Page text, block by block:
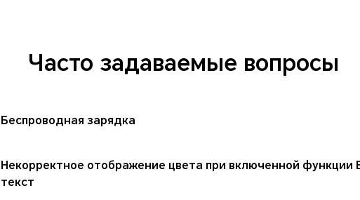
Часто задаваемые вопросы
Беспроводная зарядка
Некорректное отображение цвета при включенной функции
текст